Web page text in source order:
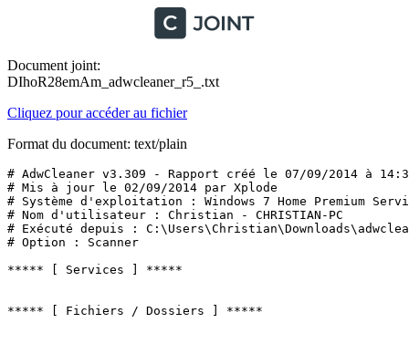
Document joint:
DIhoR28emAm_adwcleaner_r5_.txt
Cliquez pour accéder au fichier
Format du document: text/plain
# AdwCleaner v3.309 - Rapport créé le 07/09/2014 à
# Mis à jour le 02/09/2014 par Xplode
# Système d'exploitation : Windows 7 Home Premium
# Nom d'utilisateur : Christian - CHRISTIAN-PC
# Exécuté depuis :
# Option : Scanner
***** [ Services ] *****
***** [ Fichiers / Dossiers ] *****